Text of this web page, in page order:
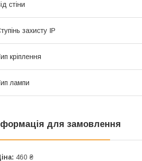
стіни
захисту IP
кріплення
лампи
для замовлення
460 ₴